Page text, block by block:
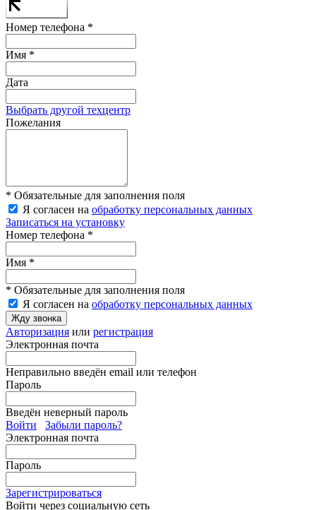
Номер телефона *
Имя *
Дата
Выбрать другой техцентр
Пожелания
* Обязательные для заполнения поля
Я согласен на обработку персональных данных
Записаться на установку
Номер телефона *
Имя *
* Обязательные для заполнения поля
Я согласен на обработку персональных данных
Жду звонка
Авторизация или регистрация
Электронная почта
Неправильно введён email или телефон
Пароль
Введён неверный пароль
Войти
Забыли пароль?
Электронная почта
Пароль
Зарегистрироваться
Войти через социальную сеть